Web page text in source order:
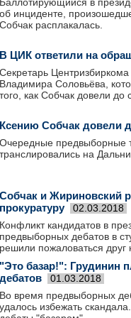
об инциденте,
Собчак расплакалась.
В ЦИК ответили на
Секретарь
Владимира Соловьёва,
того, как Собчак довели до
Ксению Собчак довели
Очередные предвыборные
транслировались на
Собчак и Жириновский
прокуратуру
02.03.2018
Конфликт кандидатов в
предвыборных дебатов в
решили пожаловаться друг
"Это базар!": Грудинин
дебатов
01.03.2018
Во время предвыборных
удалось избежать